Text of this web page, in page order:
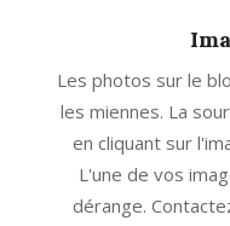
Les photos sur le
les miennes. La
en cliquant sur
L'une de vos
dérange.